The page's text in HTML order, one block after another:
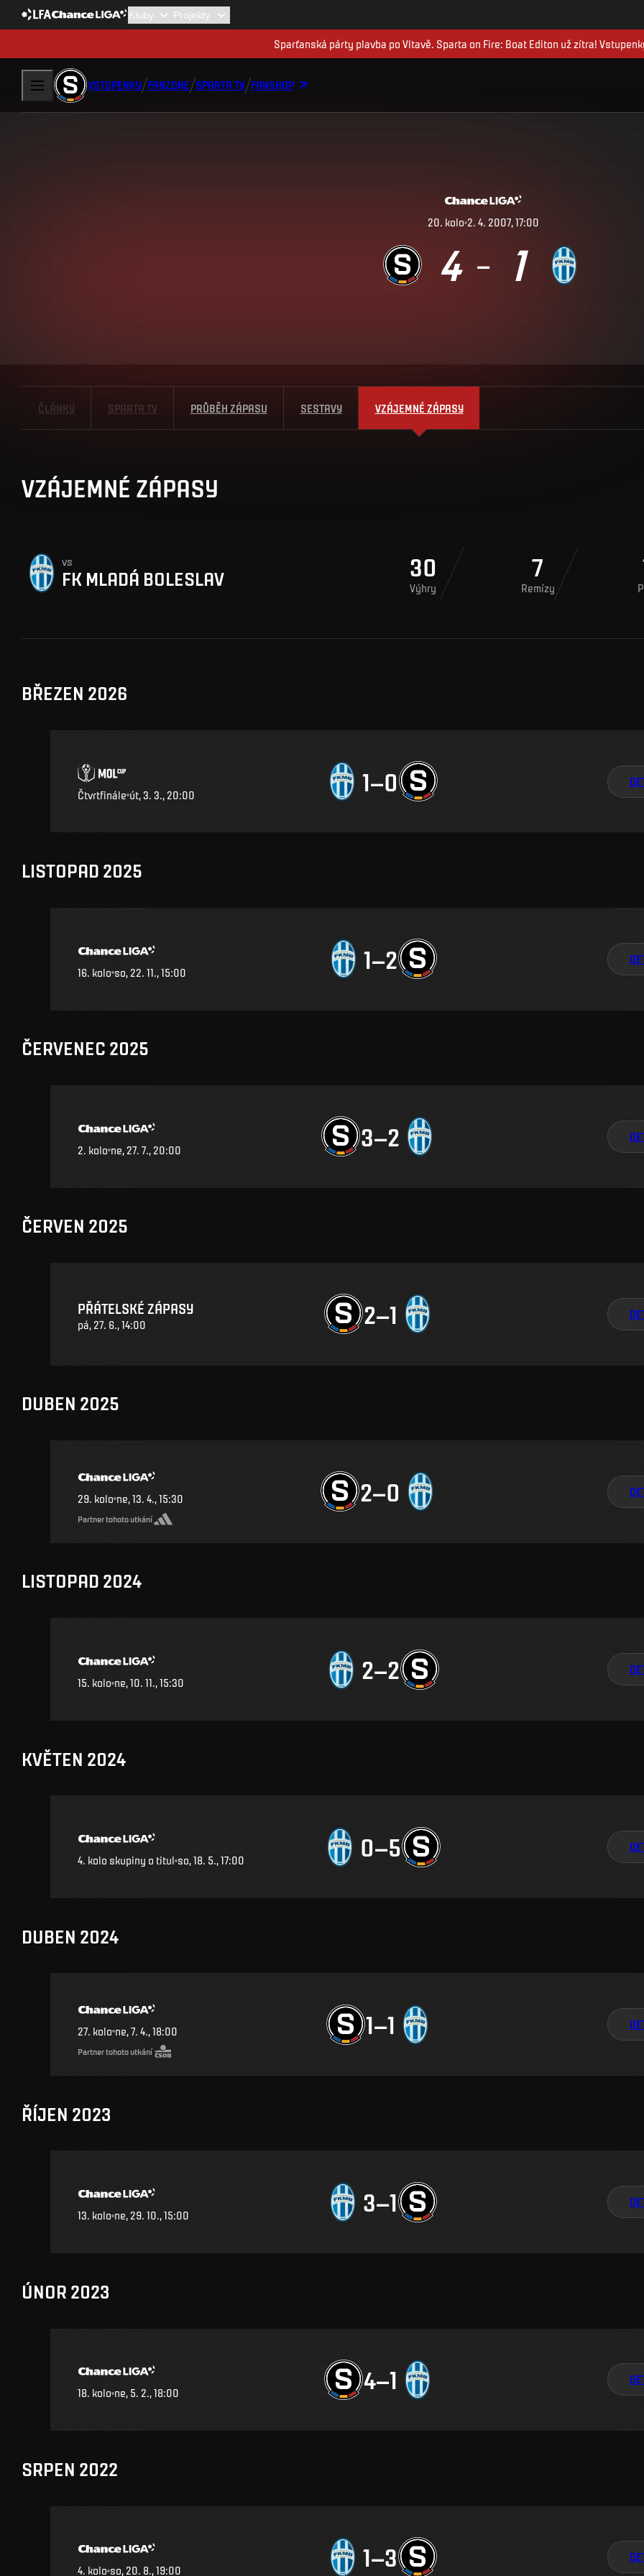
Sparťanská párty plavba po Vltavě. Sparta on Fire: Boat Editon už zítra!
VSTUPENKY FANZONE SPARTA TV FANSHOP
20. kolo 2. 4. 2007, 17:00
4 – 1
ČLÁNKY SPARTA TV PRŮBĚH ZÁPASU SESTAVY VZÁJEMNÉ ZÁPASY
VZÁJEMNÉ ZÁPASY
vs
FK MLADÁ BOLESLAV 30
Výhry
7
Remízy
BŘEZEN 2026
Čtvrtfinále út, 3. 3., 20:00 1–0
LISTOPAD 2025
16. kolo so, 22. 11., 15:00 1–2
ČERVENEC 2025
2. kolo ne, 27. 7., 20:00 3–2
ČERVEN 2025
PŘÁTELSKÉ ZÁPASY
pá, 27. 6., 14:00 2–1
DUBEN 2025
29. kolo ne, 13. 4., 15:30 2–0
Partner tohoto utkání
LISTOPAD 2024
15. kolo ne, 10. 11., 15:30 2–2
KVĚTEN 2024
4. kolo skupiny o titul so, 18. 5., 17:00 0–5
DUBEN 2024
27. kolo ne, 7. 4., 18:00 1–1
Partner tohoto utkání
ŘÍJEN 2023
13. kolo ne, 29. 10., 15:00 3–1
ÚNOR 2023
18. kolo ne, 5. 2., 18:00 4–1
SRPEN 2022
4. kolo so, 20. 8., 19:00 1–3